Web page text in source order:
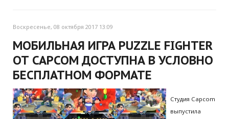
Воскресенье, 08 октября 2017 13:09
МОБИЛЬНАЯ ИГРА PUZZLE FIGHTER
ОТ CAPCOM ДОСТУПНА В УСЛОВНО
БЕСПЛАТНОМ ФОРМАТЕ
Студия Capcom
выпустила